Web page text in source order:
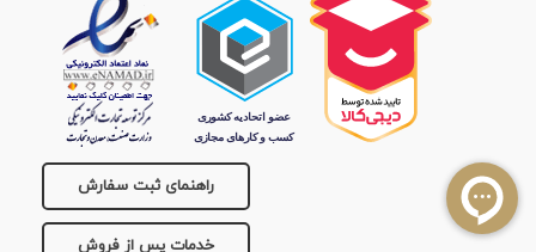
راهنمای ثبت سفارش
خدمات پس از فروش